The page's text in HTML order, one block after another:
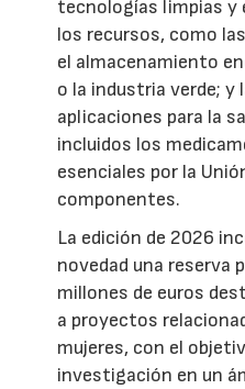
tecnologías limpias y
los recursos, como
el almacenamiento
o la industria verde;
aplicaciones para la
incluidos los
esenciales por la
componentes.
La edición de 2026
novedad una reserva
millones de euros
a proyectos
mujeres, con el
investigación en un